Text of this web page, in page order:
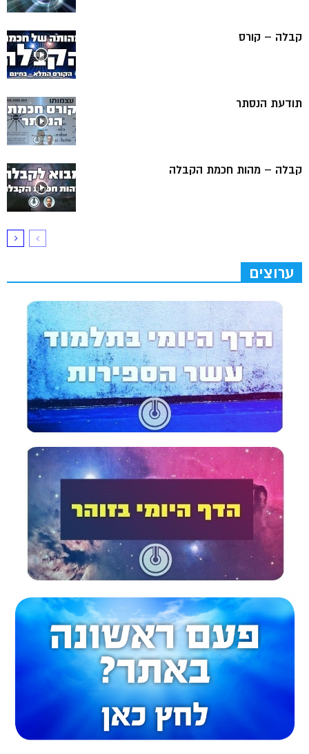
קבלה – קורס
תודעת הנסתר
קבלה – מהות חכמת הקבלה
ערוצים